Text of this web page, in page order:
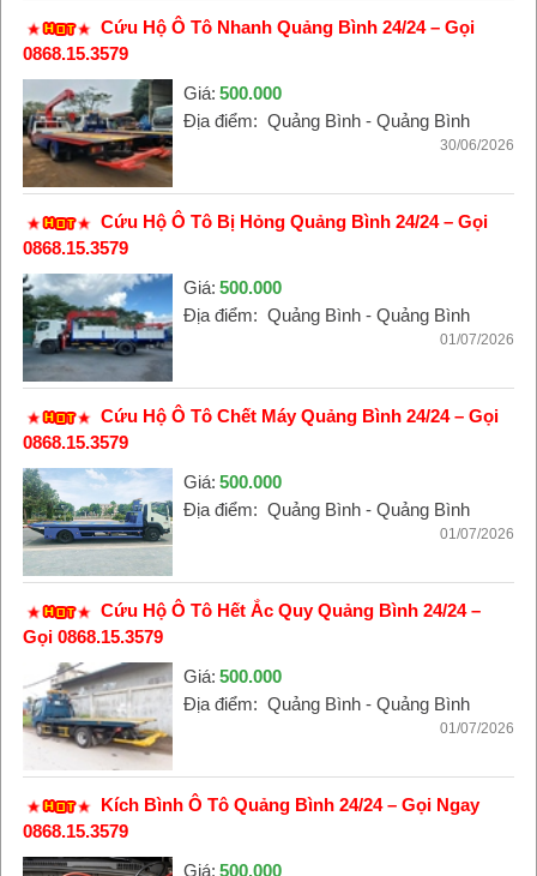
Cứu Hộ Ô Tô Nhanh Quảng Bình 24/24 – Gọi
0868.15.3579
Giá: 500.000
Địa điểm: Quảng Bình - Quảng Bình
30/06/2026
Cứu Hộ Ô Tô Bị Hỏng Quảng Bình 24/24 – Gọi
0868.15.3579
Giá: 500.000
Địa điểm: Quảng Bình - Quảng Bình
01/07/2026
Cứu Hộ Ô Tô Chết Máy Quảng Bình 24/24 – Gọi
0868.15.3579
Giá: 500.000
Địa điểm: Quảng Bình - Quảng Bình
01/07/2026
Cứu Hộ Ô Tô Hết Ắc Quy Quảng Bình 24/24 –
Gọi 0868.15.3579
Giá: 500.000
Địa điểm: Quảng Bình - Quảng Bình
01/07/2026
Kích Bình Ô Tô Quảng Bình 24/24 – Gọi Ngay
0868.15.3579
Giá: 500.000